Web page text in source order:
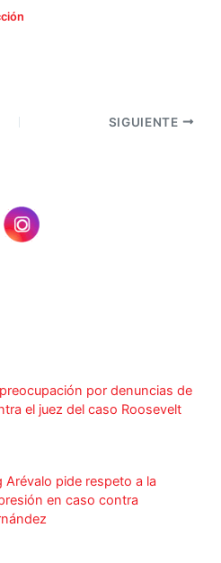
SIGUIENTE
por denuncias de
el juez del caso Roosevelt
Arévalo pide respeto a la
en caso contra